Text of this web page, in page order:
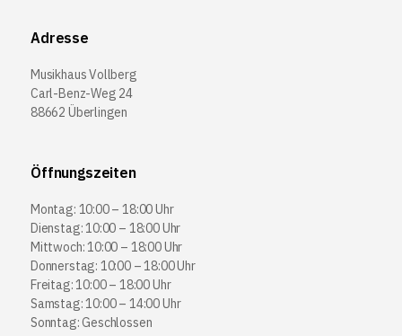
Adresse
Musikhaus Vollberg
Carl-Benz-Weg 24
88662 Überlingen
Öffnungszeiten
Montag: 10:00 – 18:00 Uhr
Dienstag: 10:00 – 18:00 Uhr
Mittwoch: 10:00 – 18:00 Uhr
Donnerstag: 10:00 – 18:00 Uhr
Freitag: 10:00 – 18:00 Uhr
Samstag: 10:00 – 14:00 Uhr
Sonntag: Geschlossen